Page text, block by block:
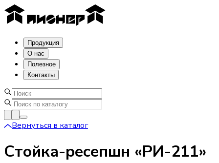
Продукция
О нас
Полезное
Контакты
Вернуться в каталог
Стойка-ресепшн «РИ-211»